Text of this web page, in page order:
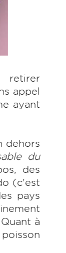
appel
ayant
dehors
du
des
(c'est
pays
Quant à